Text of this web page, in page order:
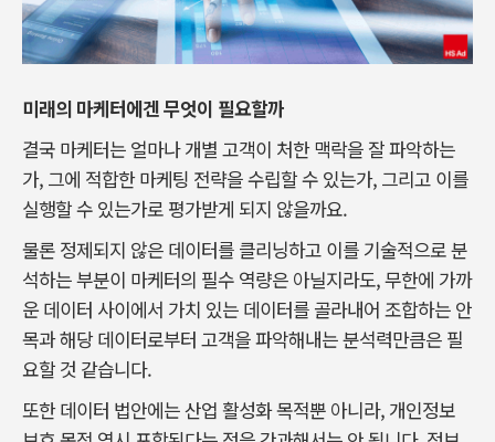
미래의 마케터에겐 무엇이 필요할까
결국 마케터는 얼마나 개별 고객이 처한 맥락을 잘 파악하는
가, 그에 적합한 마케팅 전략을 수립할 수 있는가, 그리고 이를
실행할 수 있는가로 평가받게 되지 않을까요.
물론 정제되지 않은 데이터를 클리닝하고 이를 기술적으로 분
석하는 부분이 마케터의 필수 역량은 아닐지라도, 무한에 가까
운 데이터 사이에서 가치 있는 데이터를 골라내어 조합하는 안
목과 해당 데이터로부터 고객을 파악해내는 분석력만큼은 필
요할 것 같습니다.
또한 데이터 법안에는 산업 활성화 목적뿐 아니라, 개인정보